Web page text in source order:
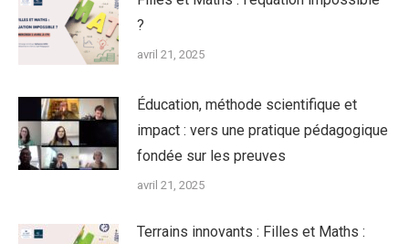
?
avril 21, 2025
Éducation, méthode scientifique et
impact : vers une pratique pédagogique
fondée sur les preuves
avril 21, 2025
Terrains innovants : Filles et Maths :